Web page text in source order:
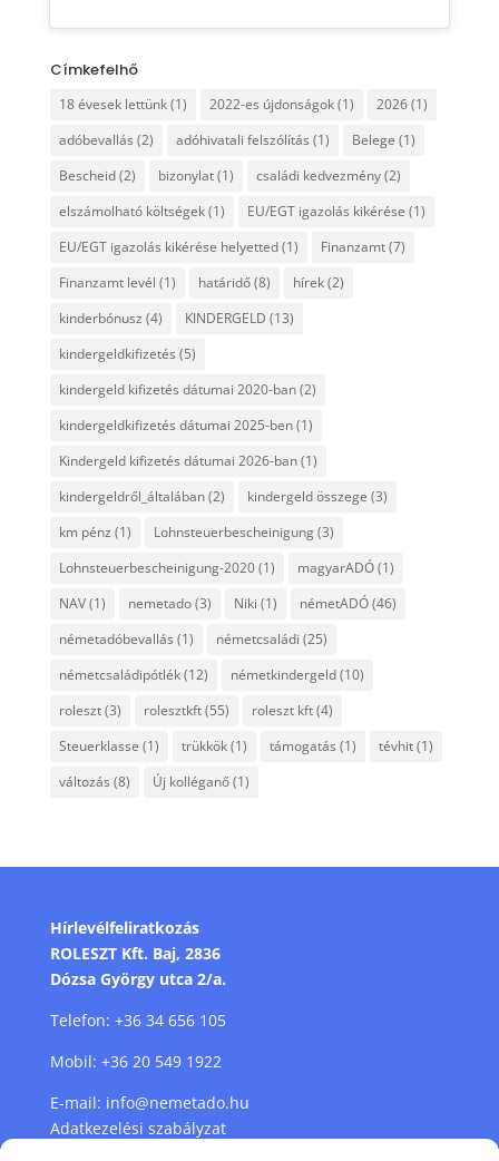
Címkefelhő
18 évesek lettünk(1) 2022-es újdonságok(1) 2026(1)
adóbevallás (2) adóhivatali felszólítás (1) Belege (1)
Bescheid(2) bizonylat(1) családi kedvezmény(2)
elszámolható költségek(1) EU/EGT igazolás kikérése (1)
EU/EGT igazolás kikérése helyetted(1) Finanzamt(7)
Finanzamt levél (1) határidő(8) hírek(2)
kinderbónusz (4) KINDERGELD (13)
kindergeldkifizetés (5)
kindergeld kifizetés dátumai 2020-ban(2)
kindergeldkifizetés dátumai 2025-ben(1)
Kindergeld kifizetés dátumai 2026-ban(1)
kindergeldről_általában(2) kindergeld összege (3)
km pénz (1) Lohnsteuerbescheinigung(3)
Lohnsteuerbescheinigung-2020(1) magyarADÓ(1)
NAV(1) nemetado(3) Niki (1) németADÓ(46)
németadóbevallás (1) németcsaládi (25)
németcsaládipótlék(12) németkindergeld(10)
roleszt(3) rolesztkft(55) roleszt kft(4)
Steuerklasse (1) trükkök(1) támogatás (1) tévhit(1)
változás (8) Új kolléganő(1)
Hírlevélfeliratkozás
ROLESZT Kft. Baj, 2836
Dózsa György utca 2/a.
Telefon: +36 34 656 105
Mobil: +36 20 549 1922
E-mail: info@nemetado.hu
Adatkezelési szabályzat